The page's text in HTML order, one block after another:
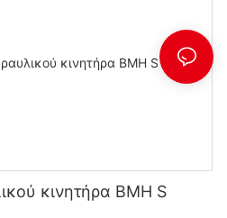
κινητήρα BMH S